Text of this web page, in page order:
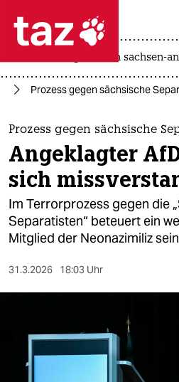
 taz zahl ich
taz zahl ich
themen
politik
öko
gesellschaft
sport
nord
landtagswahl in sachsen-
Prozess gegen sächsische
Prozess gegen sächsische
Angeklagter
sich
Im Terrorprozess gegen die
Separatisten“ beteuert ein
Mitglied der Neonazimiliz
31.3.2026 18:03 Uhr